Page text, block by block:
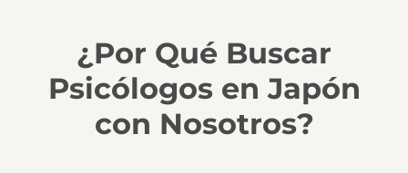
¿Por Qué Buscar
Psicólogos en Japón
con Nosotros?